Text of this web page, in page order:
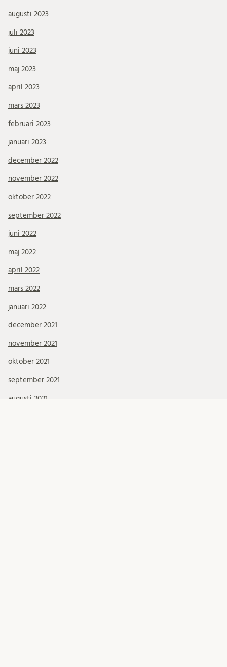
augusti 2023
juli 2023
juni 2023
maj 2023
april 2023
mars 2023
februari 2023
januari 2023
december 2022
november 2022
oktober 2022
september 2022
juni 2022
maj 2022
april 2022
mars 2022
januari 2022
december 2021
november 2021
oktober 2021
september 2021
augusti 2021